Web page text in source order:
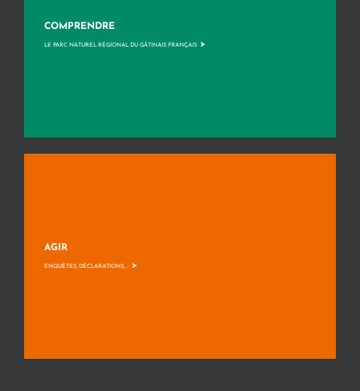
COMPRENDRE
LE PARC NATUREL RÉGIONAL DU GÂTINAIS FRANÇAIS >
AGIR
ENQUÊTES, DÉCLARATIONS, ... >